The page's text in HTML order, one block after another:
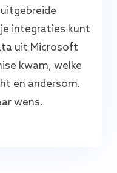
integraties kunt
uit Microsoft
kwam, welke
en andersom.
wens.